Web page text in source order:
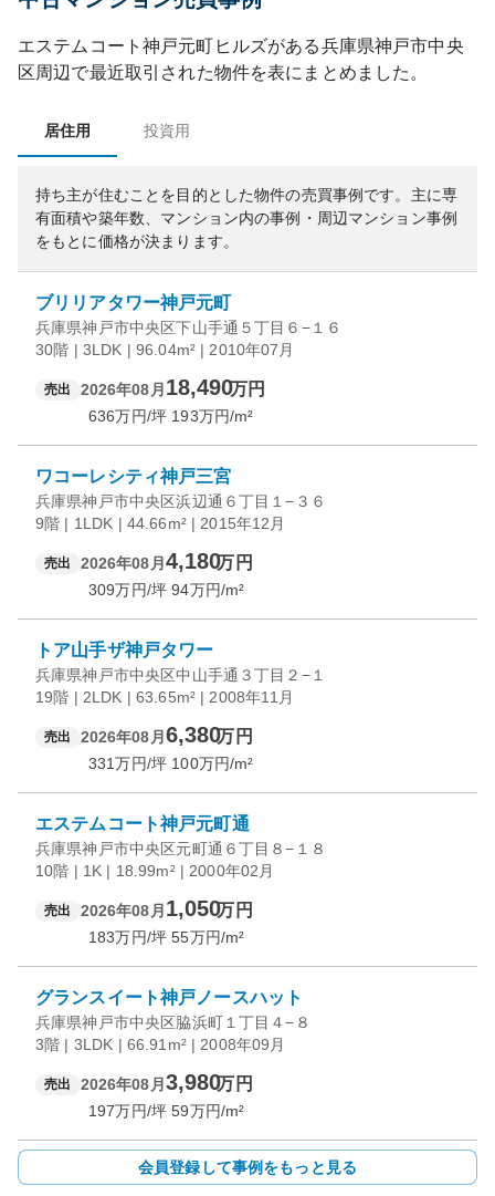
エステムコート神戸元町ヒルズがある兵庫県神戸市中央
区周辺で最近取引された物件を表にまとめました。
居住用 投資用
持ち主が住むことを目的とした物件の売買事例です。 主に専
有面積や築年数、マンション内の事例・周辺マンション事例
をもとに価格が決まります。
ブリリアタワー神戸元町
兵庫県神戸市中央区下山手通５丁目６−１６
30階 | 3LDK | 96.04m² | 2010年07月
売出 2026年08月 18,490万円
636万円/坪 193万円/m²
ワコーレシティ神戸三宮
兵庫県神戸市中央区浜辺通６丁目１−３６
9階 | 1LDK | 44.66m² | 2015年12月
売出 2026年08月 4,180万円
309万円/坪 94万円/m²
トア山手ザ神戸タワー
兵庫県神戸市中央区中山手通３丁目２−１
19階 | 2LDK | 63.65m² | 2008年11月
売出 2026年08月 6,380万円
331万円/坪 100万円/m²
エステムコート神戸元町通
兵庫県神戸市中央区元町通６丁目８−１８
10階 | 1K | 18.99m² | 2000年02月
売出 2026年08月 1,050万円
183万円/坪 55万円/m²
グランスイート神戸ノースハット
兵庫県神戸市中央区脇浜町１丁目４−８
3階 | 3LDK | 66.91m² | 2008年09月
売出 2026年08月 3,980万円
197万円/坪 59万円/m²
会員登録して事例をもっと見る